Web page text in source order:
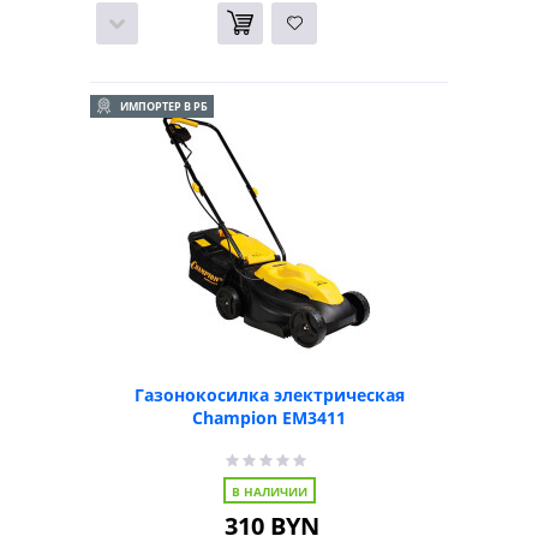
ИМПОРТЕР В РБ
Газонокосилка электрическая
Champion EM3411
В НАЛИЧИИ
310 BYN